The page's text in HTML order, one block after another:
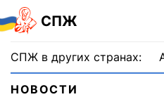
СПЖ
СПЖ в других странах:
НОВОСТИ